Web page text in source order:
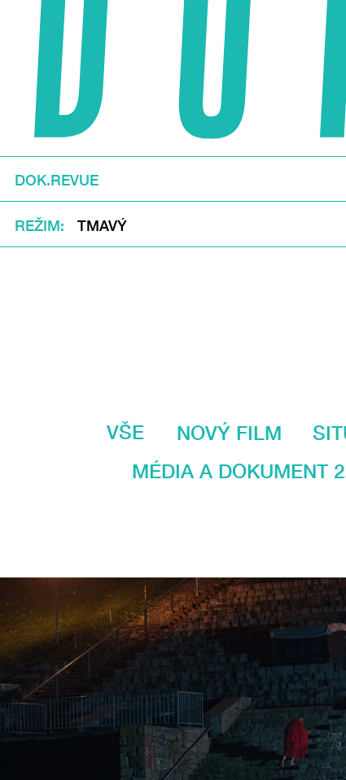
DOK.REVUE
REŽIM TMAVÝ
VŠE NOVÝ FILM
MÉDIA A DOKUMENT